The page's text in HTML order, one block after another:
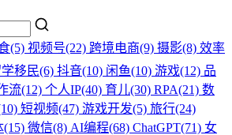
(5) 视频号(22) 跨境电商(9) 摄影(8) 效率
移民(6) 抖音(10) 闲鱼(10) 游戏(12) 品
流(12) 个人IP(40) 育儿(30) RPA(21) 数
短视频(47) 游戏开发(5) 旅行(24)
微信(8) AI编程(68) ChatGPT(71) 女